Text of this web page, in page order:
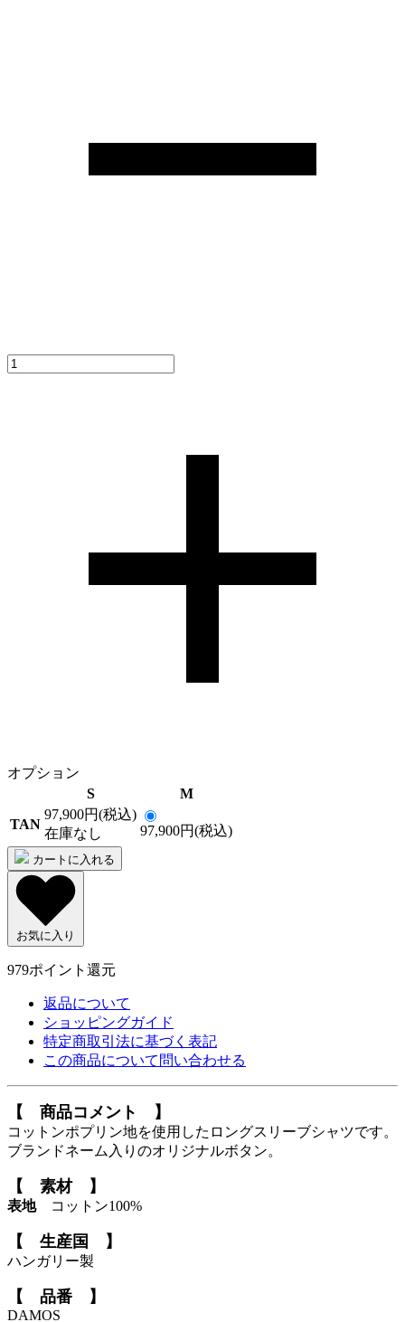
オプション
S
M
TAN
97,900円(税込)
在庫なし
97,900円(税込)
カートに入れる
お気に入り
979ポイント還元
返品について
ショッピングガイド
特定商取引法に基づく表記
この商品について問い合わせる
【 商品コメント 】
コットンポプリン地を使用したロングスリーブシャツです。
ブランドネーム入りのオリジナルボタン。
【 素材 】
表地コットン100%
【 生産国 】
ハンガリー製
【 品番 】
DAMOS